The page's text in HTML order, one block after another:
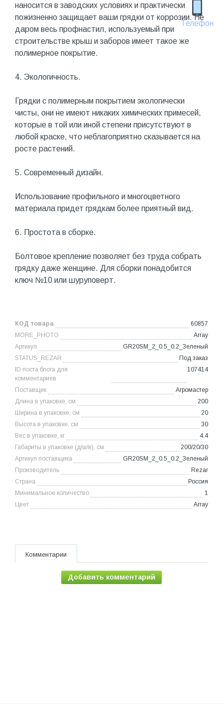
Телефон
наносится в заводских условиях и практически
пожизненно защищает ваши грядки от коррозии. Не
даром весь профнастил, используемый при
строительстве крыш и заборов имеет такое же
полимерное покрытие.
4. Экологичность.
Грядки с полимерным покрытием экологически
чисты, они не имеют никаких химических примесей,
которые в той или иной степени присутствуют в
любой краске, что неблагоприятно сказывается на
росте растений.
5. Современный дизайн.
Использование профильного и многоцветного
материала придет грядкам более приятный вид.
6. Простота в сборке.
Болтовое крепление позволяет без труда собрать
грядку даже женщине. Для сборки понадобится
ключ №10 или шуруповерт.
КОД товара
60857
MORE_PHOTO
Array
Артикул
GR20SM_2_0.5_0.2_Зеленый
STATUS_REZAR
Под заказ
ID поста блога для
комментариев
107414
Поставщик
Агромастер
Длина в упаковке, см
200
Ширина в упаковке, см
20
Высота в упаковке, см
30
Вес в упаковке, кг
4.4
Габариты в упаковке (д/ш/в), см
200/20/30
Артикул поставщика
GR20SM_2_0.5_0.2_Зеленый
Производитель
Rezar
Страна
Россия
Минимальное количество
1
Цвет
Array
Комментарии
Добавить комментарий